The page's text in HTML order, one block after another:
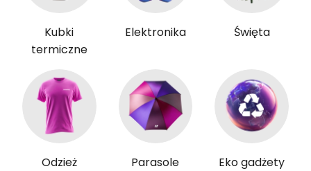
Kubki
termiczne
Elektronika Święta
Odzież Parasole Eko gadżety